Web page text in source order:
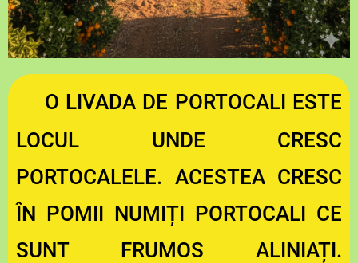
O LIVADA DE PORTOCALI ESTE
LOCUL UNDE CRESC
PORTOCALELE. ACESTEA CRESC
ÎN POMII NUMIȚI PORTOCALI CE
SUNT FRUMOS ALINIAȚI.